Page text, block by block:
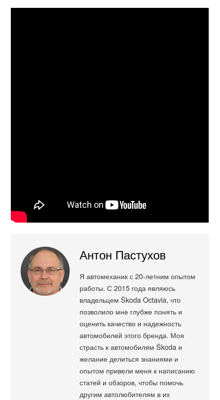
Антон Пастухов
Я автомеханик с 20-летним опытом
работы. С 2015 года являюсь
владельцем Škoda Octavia, что
позволило мне глубже понять и
оценить качество и надежность
автомобилей этого бренда. Моя
страсть к автомобилям Škoda и
желание делиться знаниями и
опытом привели меня к написанию
статей и обзоров, чтобы помочь
другим автолюбителям в их